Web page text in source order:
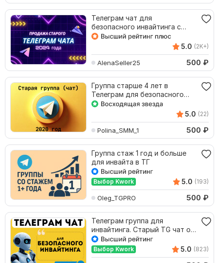
Телеграм чат для
безопасного инвайтинга с
отлежкой от 1 года
5.0 (2K+)
AlenaSeller25 500 ₽
Группа старше 4 лет в
Телеграм для безопасного
инвайта, чат в Telegram
5.0 (22)
Polina_SMM_1 500 ₽
Группа стаж 1 год и больше
для инвайта в ТГ
Выбор Kwork 5.0 (193)
Oleg_TGPRO 500 ₽
Телеграм группа для
инвайтинга. Старый TG чат от
1 года под инвайт
Выбор Kwork 5.0 (823)